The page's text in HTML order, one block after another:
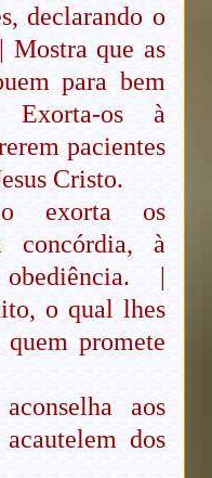
declarando o
Mostra que as
para bem
os à
pacientes
Cristo.
exorta os
concórdia, à
|
o qual lhes
promete
aos
dos